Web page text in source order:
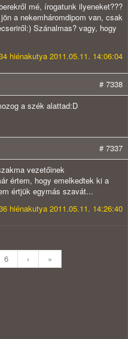
mé, írogatunk ilyeneket???
a nekemháromdipom van, csak
Szánalmas? vagy, hogy
hiénakutya 2011.05.11. 14:06:04
# 7338
a szék alattad:D
# 7337
vezetőinek
értem, hogy emelkedtek ki a
értjük egymás szavát...
hiénakutya 2011.05.11. 14:26:40
6 › »